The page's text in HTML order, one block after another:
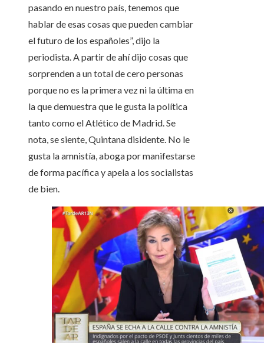
pasando en nuestro país, tenemos que
hablar de esas cosas que pueden cambiar
el futuro de los españoles”, dijo la
periodista. A partir de ahí dijo cosas que
sorprenden a un total de cero personas
porque no es la primera vez ni la última en
la que demuestra que le gusta la política
tanto como el Atlético de Madrid. Se
nota, se siente, Quintana disidente. No le
gusta la amnistía, aboga por manifestarse
de forma pacífica y apela a los socialistas
de bien.